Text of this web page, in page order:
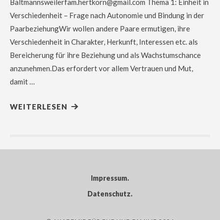
Baltmannsweilerfam.hertkorn@gmail.com Thema 1: Einheit in
Verschiedenheit – Frage nach Autonomie und Bindung in der
PaarbeziehungWir wollen andere Paare ermutigen, ihre
Verschiedenheit in Charakter, Herkunft, Interessen etc. als
Bereicherung für ihre Beziehung und als Wachstumschance
anzunehmen.Das erfordert vor allem Vertrauen und Mut,
damit …
WEITERLESEN
Impressum
Datenschutz